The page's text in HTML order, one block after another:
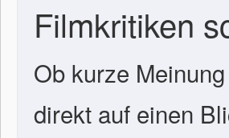
Filmkritiken
Ob kurze
direkt auf einen